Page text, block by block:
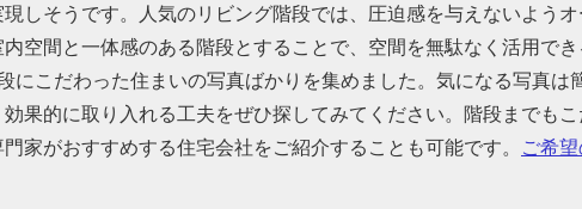
しそうです。人気のリビング階段では、圧迫感を与えないようオ
空間と一体感のある階段とすることで、空間を無駄なく活用でき
にこだわった住まいの写真ばかりを集めました。気になる写真は
果的に取り入れる工夫をぜひ探してみてください。階段までもこ
家がおすすめする住宅会社をご紹介することも可能です。
ご希